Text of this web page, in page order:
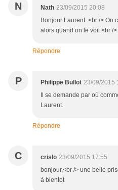
N Nath 23/09/2015 20:08
Bonjour Laurent. <br /> On
alors quand on le voit <br /
Répondre
P Philippe Bullot 23/09/2015
Il se demande par où
Laurent.
Répondre
C crislo 23/09/2015 17:55
bonjour,<br /> une belle
à bientot